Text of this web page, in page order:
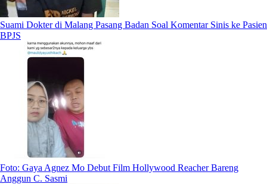
Suami Dokter di Malang Pasang Badan Soal Komentar Sinis ke Pasien
BPJS
Foto: Gaya Agnez Mo Debut Film Hollywood Reacher Bareng
Anggun C. Sasmi